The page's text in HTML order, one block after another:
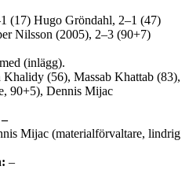
(17) Hugo Gröndahl, 2–1 (47)
Nilsson (2005), 2–3 (90+7)
(inlägg).
Khalidy (56), Massab Khattab (83),
90+5), Dennis Mijac
Mijac (materialförvaltare, lindrig
–